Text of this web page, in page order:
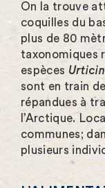
On la trouve
coquilles du
plus de 80
taxonomiques
espèces
sont en train
répandues à
l’Arctique.
communes;
plusieurs